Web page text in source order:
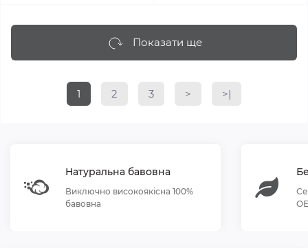
Показати ще
1 2 3 > >|
Натуральна бавовна
Виключно високоякісна 100%
бавовна